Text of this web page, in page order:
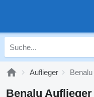
Auflieger
Benalu Auflieger